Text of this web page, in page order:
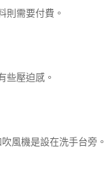
則需要付費。
些壓迫感。
風機是設在洗手台旁。